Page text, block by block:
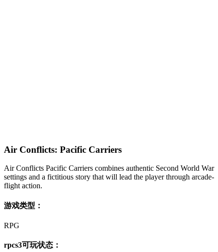
Air Conflicts: Pacific Carriers
Air Conflicts Pacific Carriers combines authentic Second World War
settings and a fictitious story that will lead the player through arcade-
flight action.
游戏类型：
RPG
rpcs3可玩状态：